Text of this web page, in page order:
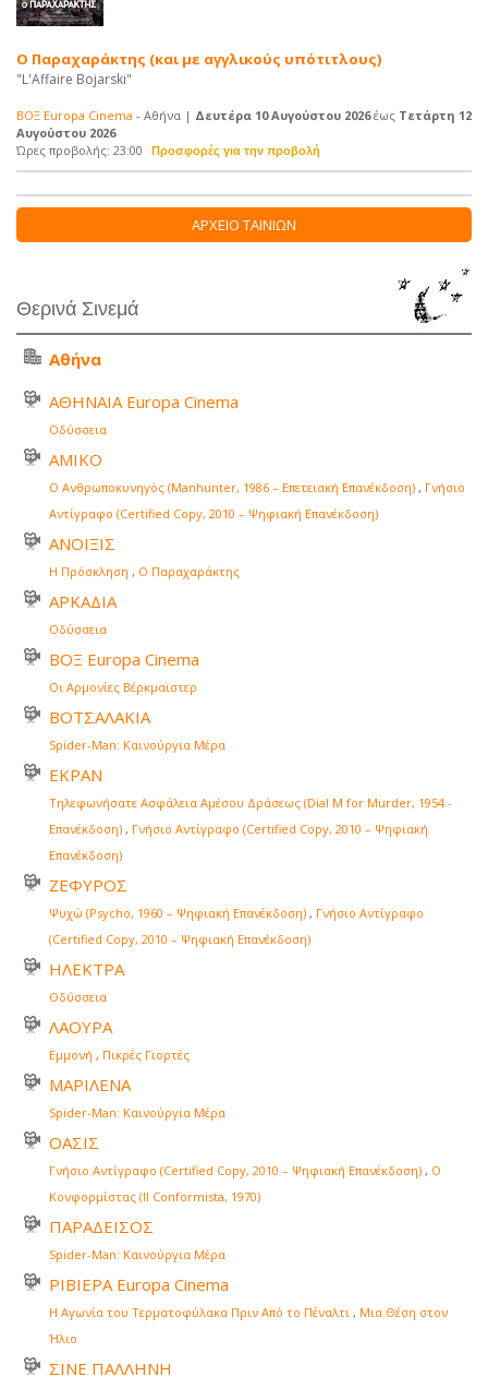
Ο Παραχαράκτης (και με αγγλικούς υπότιτλους)
"L'Affaire Bojarski"
ΒΟΞ Europa Cinema - Αθήνα | Δευτέρα 10 Αυγούστου 2026έως Τετάρτη 12
Αυγούστου 2026
Ώρες προβολής: 23:00
ΑΡΧΕΙΟ ΤΑΙΝΙΩΝ
Θερινά Σινεμά
Αθήνα
ΑΘΗΝΑΙΑ Europa Cinema
Οδύσσεια
ΑΜΙΚΟ
Ο Ανθρωποκυνηγός (Manhunter, 1986 – Επετειακή Επανέκδοση) , Γνήσιο
Αντίγραφο (Certified Copy, 2010 – Ψηφιακή Επανέκδοση)
ΑΝΟΙΞΙΣ
Η Πρόσκληση , Ο Παραχαράκτης
ΑΡΚΑΔΙΑ
Οδύσσεια
ΒΟΞ Europa Cinema
Οι Αρμονίες Βέρκμαϊστερ
ΒΟΤΣΑΛΑΚΙΑ
Spider-Man: Καινούργια Μέρα
ΕΚΡΑΝ
Τηλεφωνήσατε Ασφάλεια Αμέσου Δράσεως (Dial M for Murder, 1954 -
Επανέκδοση) , Γνήσιο Αντίγραφο (Certified Copy, 2010 – Ψηφιακή
Επανέκδοση)
ΖΕΦΥΡΟΣ
Ψυχώ (Psycho, 1960 – Ψηφιακή Επανέκδοση) , Γνήσιο Αντίγραφο
(Certified Copy, 2010 – Ψηφιακή Επανέκδοση)
ΗΛΕΚΤΡΑ
Οδύσσεια
ΛΑΟΥΡΑ
Εμμονή , Πικρές Γιορτές
ΜΑΡΙΛΕΝΑ
Spider-Man: Καινούργια Μέρα
ΟΑΣΙΣ
Γνήσιο Αντίγραφο (Certified Copy, 2010 – Ψηφιακή Επανέκδοση) , Ο
Κονφορμίστας (Il Conformista, 1970)
ΠΑΡΑΔΕΙΣΟΣ
Spider-Man: Καινούργια Μέρα
ΡΙΒΙΕΡΑ Europa Cinema
Η Αγωνία του Τερματοφύλακα Πριν Από το Πέναλτι , Μια Θέση στον
Ήλιο
ΣΙΝΕ ΠΑΛΛΗΝΗ